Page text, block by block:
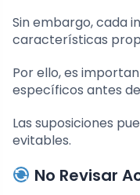
Sin embargo, cada
características
Por ello, es
específicos antes
Las suposiciones
evitables.
No Revisar